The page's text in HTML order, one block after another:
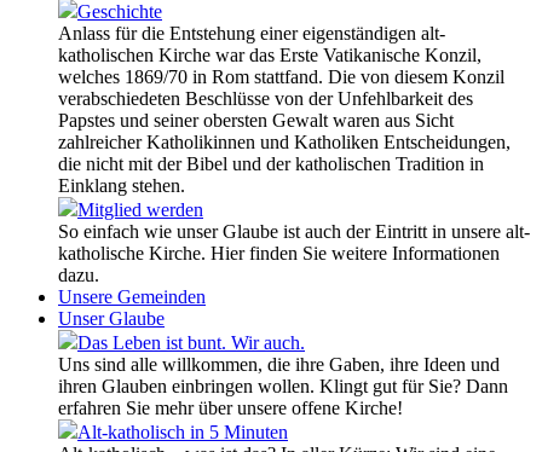
Geschichte
Anlass für die Entstehung einer eigenständigen alt-
katholischen Kirche war das Erste Vatikanische Konzil,
welches 1869/70 in Rom stattfand. Die von diesem Konzil
verabschiedeten Beschlüsse von der Unfehlbarkeit des
Papstes und seiner obersten Gewalt waren aus Sicht
zahlreicher Katholikinnen und Katholiken Entscheidungen,
die nicht mit der Bibel und der katholischen Tradition in
Einklang stehen.
Mitglied werden
So einfach wie unser Glaube ist auch der Eintritt in unsere alt-
katholische Kirche. Hier finden Sie weitere Informationen
dazu.
Unsere Gemeinden
Unser Glaube
Das Leben ist bunt. Wir auch.
Uns sind alle willkommen, die ihre Gaben, ihre Ideen und
ihren Glauben einbringen wollen. Klingt gut für Sie? Dann
erfahren Sie mehr über unsere offene Kirche!
Alt-katholisch in 5 Minuten